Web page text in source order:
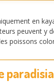
en
peuvent y
poissons